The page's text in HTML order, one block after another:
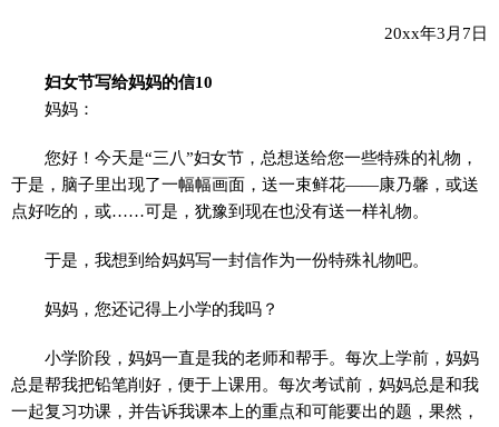
20xx年3月7日
妇女节写给妈妈的信10
妈妈：
您好！今天是“三八”妇女节，总想送给您一些特殊的礼物，
于是，脑子里出现了一幅幅画面，送一束鲜花——康乃馨，或送
点好吃的，或……可是，犹豫到现在也没有送一样礼物。
于是，我想到给妈妈写一封信作为一份特殊礼物吧。
妈妈，您还记得上小学的我吗？
小学阶段，妈妈一直是我的老师和帮手。每次上学前，妈妈
总是帮我把铅笔削好，便于上课用。每次考试前，妈妈总是和我
一起复习功课，并告诉我课本上的重点和可能要出的题，果然，